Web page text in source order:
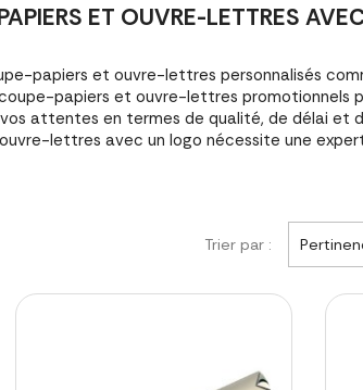
ET OUVRE-LETTRES
papiers et ouvre-lettres personnalisés
papiers et ouvre-lettres promotionnels
attentes en termes de qualité, de délai et
lettres avec un logo nécessite une
Trier par :